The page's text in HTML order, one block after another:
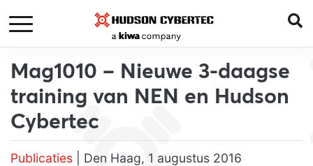
Mag1010 – Nieuwe 3-daagse
training van NEN en Hudson
Cybertec
Publicaties | Den Haag, 1 augustus 2016